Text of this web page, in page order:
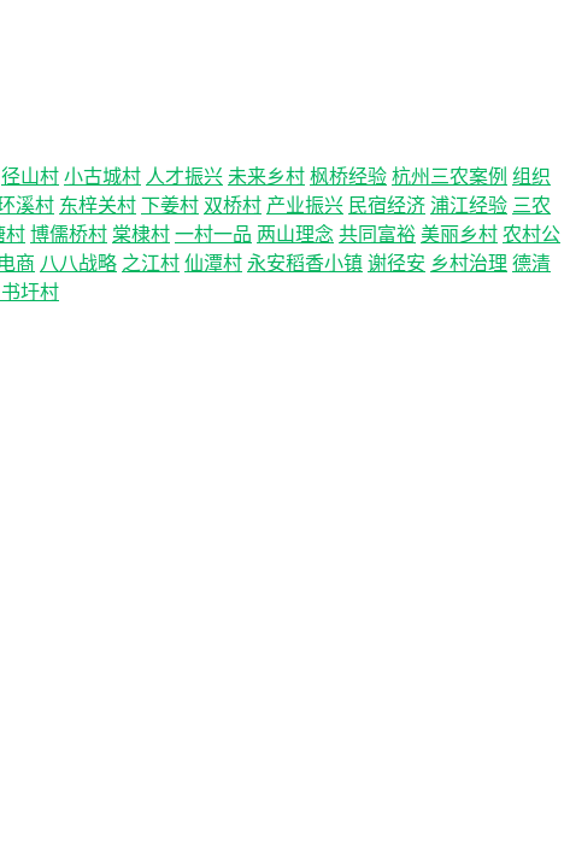
径山村 小古城村 人才振兴 未来乡村 枫桥经验 杭州三农案例 组织
溪村 东梓关村 下姜村 双桥村 产业振兴 民宿经济 浦江经验 三农
村 博儒桥村 棠棣村 一村一品 两山理念 共同富裕 美丽乡村 农村公
商 八八战略 之江村 仙潭村 永安稻香小镇 谢径安 乡村治理 德清
圩村